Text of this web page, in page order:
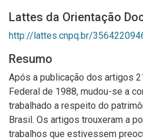
Lattes da Orientação
http://lattes.cnpq.br/
Resumo
Após a publicação dos artigos
Federal de 1988, mudou-se a
trabalhado a respeito do
Brasil. Os artigos trouxeram a
trabalhos que estivessem